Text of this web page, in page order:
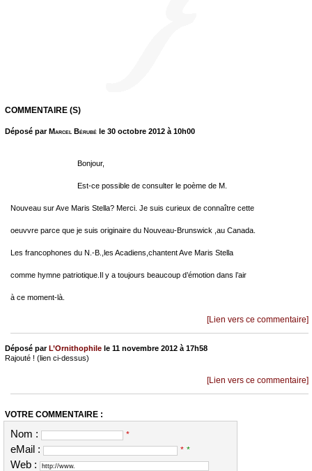
COMMENTAIRE (S)
Déposé parMarcel Bérubé le 30 octobre 2012 à 10h00
Bonjour,
Est-ce possible de consulter le poème de M.
Nouveau sur Ave Maris Stella? Merci. Je suis curieux de connaître cette
oeuvvre parce que je suis originaire du Nouveau-Brunswick ,au Canada.
Les francophones du N.-B.,les Acadiens,chantent Ave Maris Stella
comme hymne patriotique.Il y a toujours beaucoup d’émotion dans l’air
à ce moment-là.
[Lien vers ce commentaire]
Déposé parL’Ornithophile le 11 novembre 2012 à 17h58
Rajouté ! (lien ci-dessus)
[Lien vers ce commentaire]
VOTRE COMMENTAIRE :
Nom : *
eMail : * *
Web :